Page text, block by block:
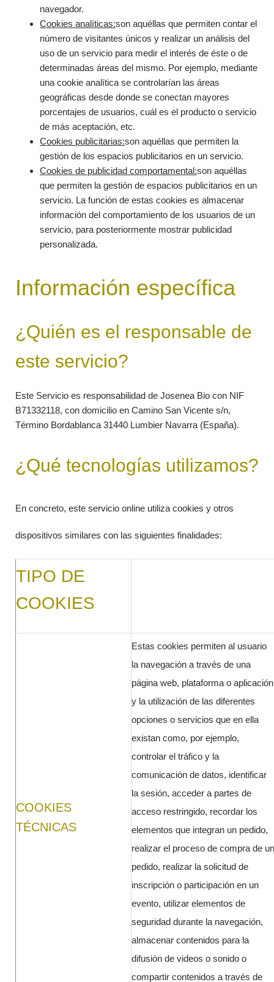
navegador.
Cookies analíticas:son aquéllas que permiten contar el
número de visitantes únicos y realizar un análisis del
uso de un servicio para medir el interés de éste o de
determinadas áreas del mismo. Por ejemplo, mediante
una cookie analítica se controlarían las áreas
geográficas desde donde se conectan mayores
porcentajes de usuarios, cuál es el producto o servicio
de más aceptación, etc.
Cookies publicitarias:son aquéllas que permiten la
gestión de los espacios publicitarios en un servicio.
Cookies de publicidad comportamental:son aquéllas
que permiten la gestión de espacios publicitarios en un
servicio. La función de estas cookies es almacenar
información del comportamiento de los usuarios de un
servicio, para posteriormente mostrar publicidad
personalizada.
Información específica
¿Quién es el responsable de
este servicio?
Este Servicio es responsabilidad de Josenea Bio con NIF
B71332118, con domicilio en Camino San Vicente s/n,
Término Bordablanca 31440 Lumbier Navarra (España).
¿Qué tecnologías utilizamos?
En concreto, este servicio online utiliza cookies y otros
dispositivos similares con las siguientes finalidades:
TIPO DE
COOKIES
COOKIES
TÉCNICAS
Estas cookies permiten al usuario
la navegación a través de una
página web, plataforma o aplicación
y la utilización de las diferentes
opciones o servicios que en ella
existan como, por ejemplo,
controlar el tráfico y la
comunicación de datos, identificar
la sesión, acceder a partes de
acceso restringido, recordar los
elementos que integran un pedido,
realizar el proceso de compra de un
pedido, realizar la solicitud de
inscripción o participación en un
evento, utilizar elementos de
seguridad durante la navegación,
almacenar contenidos para la
difusión de videos o sonido o
compartir contenidos a través de